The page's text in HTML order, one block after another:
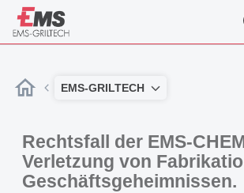
EMS-GRILTECH
Rechtsfall der EMS-
Verletzung von
Geschäftsgeheimnissen.